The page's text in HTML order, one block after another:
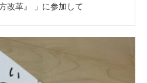
改革』 」に参加して